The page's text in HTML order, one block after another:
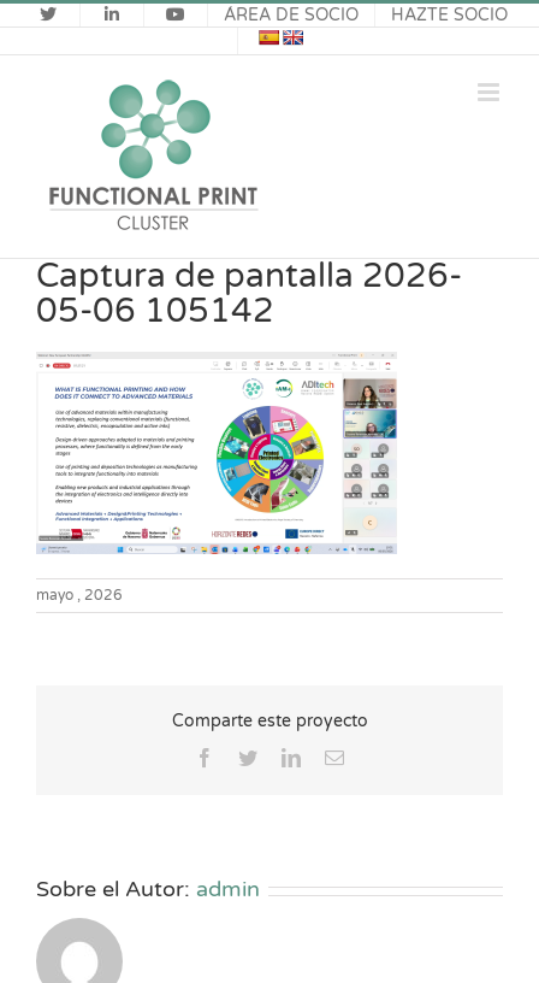
Saltar
al
contenido
ÁREA DE SOCIO HAZTE SOCIO
Captura de pantalla 2026-
05-06 105142
mayo , 2026
Comparte este proyecto
Facebook
TwitterLinkedInCorreo
Sobre el Autor: admin